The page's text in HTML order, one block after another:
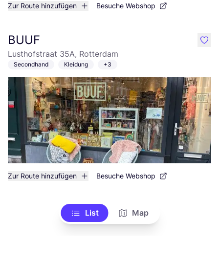
Zur Route hinzufügen Besuche Webshop
BUUF
Lusthofstraat 35A, Rotterdam
Secondhand Kleidung +3
Zur Route hinzufügen Besuche Webshop
like
List Map